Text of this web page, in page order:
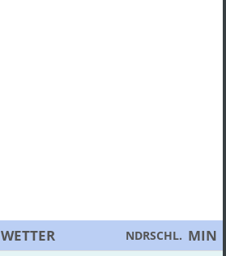
WETTER NDRSCHL. MIN